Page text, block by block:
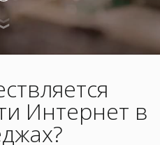
Интернет в